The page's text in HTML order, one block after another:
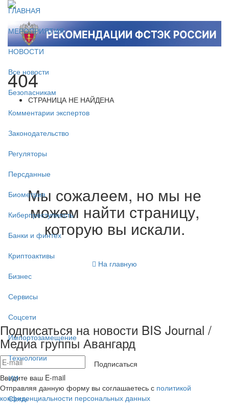
ГЛАВНАЯ
МЕРОПРИЯТИЯ
НОВОСТИ
Все новости
Безопасникам
Комментарии экспертов
Законодательство
Регуляторы
Персданные
Биометрия
Киберпреступность
Банки и финтех
Криптоактивы
Бизнес
Сервисы
Соцсети
Импортозамещение
Технологии
ИИ
Связь
404
СТРАНИЦА НЕ НАЙДЕНА
Мы сожалеем, но мы не
можем найти страницу,
которую вы искали.
На главную
Подписаться на новости BIS Journal /
Медиа группы Авангард
Подписаться
Введите ваш E-mail
Отправляя данную форму вы соглашаетесь с политикой
конфиденциальности персональных данных